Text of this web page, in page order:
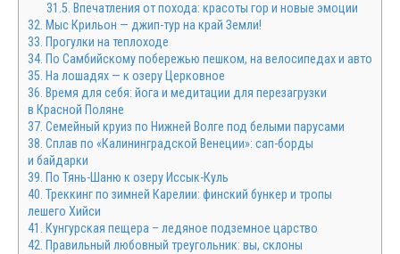
31.5. Впечатления от похода: красоты гор и новые эмоции
32. Мыс Крильон — джип-тур на край Земли!
33. Прогулки на теплоходе
34. По Самбийскому побережью пешком, на велосипедах и авто
35. На лошадях — к озеру Церковное
36. Время для себя: йога и медитации для перезагрузки
в Красной Поляне
37. Семейный круиз по Нижней Волге под белыми парусами
38. Сплав по «Калининградской Венеции»: сап-борды
и байдарки
39. По Тянь-Шаню к озеру Иссык-Куль
40. Треккинг по зимней Карелии: финский бункер и тропы
лешего Хийси
41. Кунгурская пещера – ледяное подземное царство
42. Правильный любовный треугольник: вы, склоны